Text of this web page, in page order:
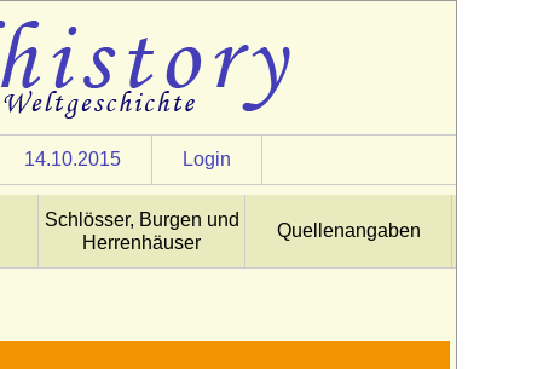
14.10.2015 Login
Schlösser, Burgen und
Herrenhäuser
Quellenangaben